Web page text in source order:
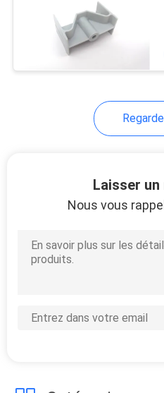
Laisser
Nous vous